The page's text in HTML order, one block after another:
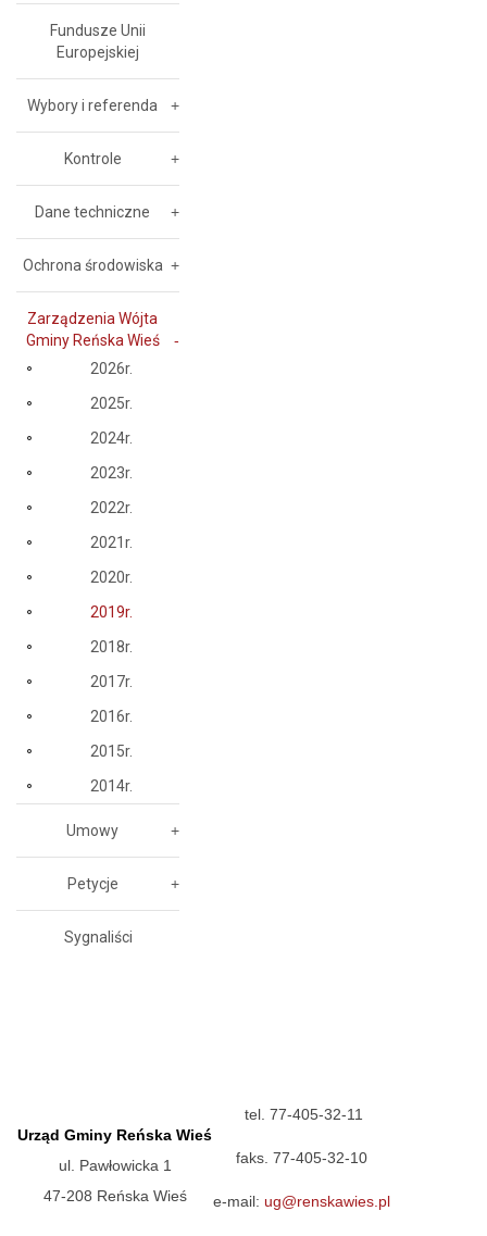
Fundusze Unii
Europejskiej
Wybory i referenda
Kontrole
Dane techniczne
Ochrona środowiska
Zarządzenia Wójta
Gminy Reńska Wieś
2026r.
2025r.
2024r.
2023r.
2022r.
2021r.
2020r.
2019r.
2018r.
2017r.
2016r.
2015r.
2014r.
Umowy
Petycje
Sygnaliści
Urząd Gminy Reńska Wieś
ul. Pawłowicka 1
47-208 Reńska Wieś
tel. 77-405-32-11
faks. 77-405-32-10
e-mail: ug@renskawies.pl